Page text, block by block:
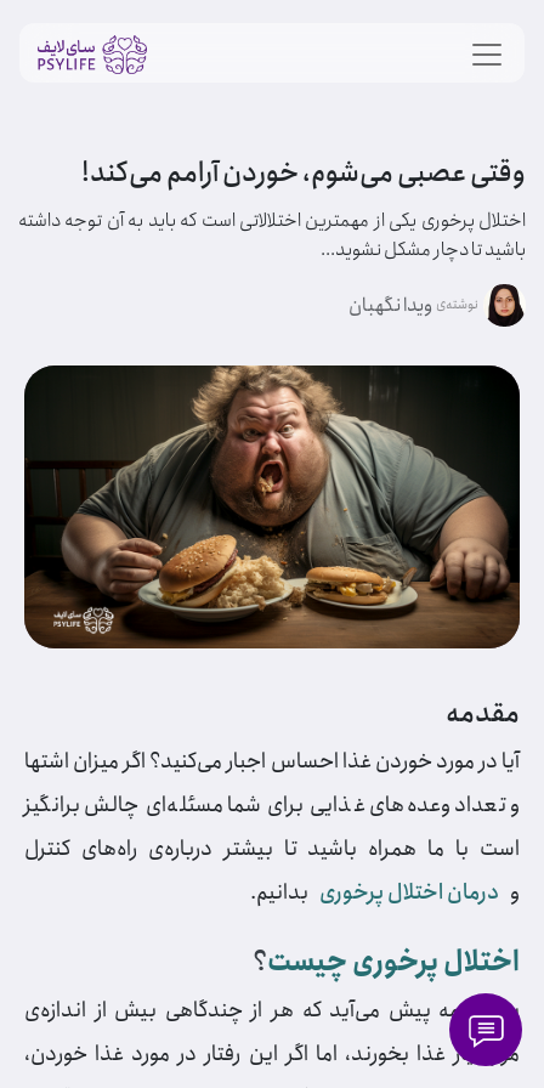
وقتی عصبی می‌شوم، خوردن آرامم می‌کند!
اختلال پرخوری یکی از مهمترین اختلالاتی است که باید به آن توجه داشته
باشید تا دچار مشکل نشوید...
نوشته‌ی ویدا نگهبان
مقدمه
آیا در مورد خوردن غذا احساس اجبار می‌کنید؟ اگر میزان اشتها
و تعداد وعده‌های غذایی برای شما مسئله‌ای چالش برانگیز
است با ما همراه باشید تا بیشتر درباره‌ی راه‌های کنترل
و درمان اختلال پرخوری بدانیم.
اختلال پرخوری چیست؟
برای همه پیش می‌آید که هر از چندگاهی بیش از اندازه‌ی
موردنیاز غذا بخورند، اما اگر این رفتار در مورد غذا خوردن،